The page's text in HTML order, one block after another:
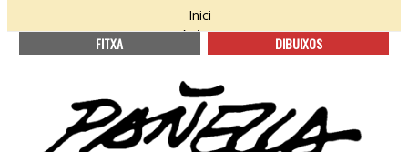
Inici
Autors
FITXA DIBUIXOS